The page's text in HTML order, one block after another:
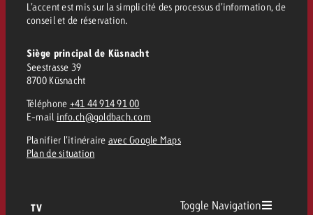
L’accent est mis sur la simplicité des processus d’information, de
conseil et de réservation.
Siège principal de Küsnacht
Seestrasse 39
8700 Küsnacht
Téléphone +41 44 914 91 00
E-mail info.ch@goldbach.com
Planifier l’itinéraire avec Google Maps
Plan de situation
TV Toggle Navigation